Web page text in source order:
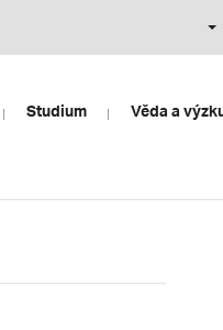
Studium Věda a